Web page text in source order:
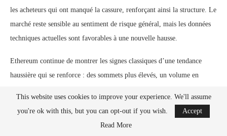
les acheteurs qui ont manqué la cassure, renforçant ainsi la structure. Le
marché reste sensible au sentiment de risque général, mais les données
techniques actuelles sont favorables à une nouvelle hausse.
Ethereum continue de montrer les signes classiques d’une tendance
haussière qui se renforce : des sommets plus élevés, un volume en
le prix respecte les nouveaux niveaux de support, ETH semble prêt à
prolonger son rallye. Le graphique reflète le retour de la confiance sur
This website uses cookies to improve your experience. We'll assume
you're ok with this, but you can opt-out if you wish.
Accept
Read More